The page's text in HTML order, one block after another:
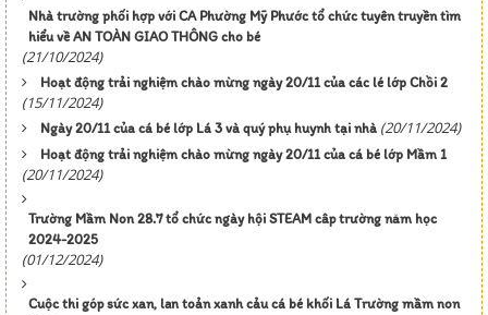
Nhà trường phối hợp với CA Phường Mỹ Phước tổ chức tuyên truyền tìm
hiểu về AN TOÀN GIAO THÔNG cho bé
(21/10/2024)
Hoạt động trải nghiệm chào mừng ngày 20/11 của các lé lớp Chồi 2
(15/11/2024)
Ngày 20/11 của cá bé lớp Lá 3 và quý phụ huynh tại nhà (20/11/2024)
Hoạt động trải nghiệm chào mừng ngày 20/11 của cá bé lớp Mầm 1
(20/11/2024)
Trường Mầm Non 28.7 tổ chức ngày hội STEAM câp trường năm học
2024-2025
(01/12/2024)
Cuộc thi góp sức xan, lan toản xanh cảu cá bé khối Lá Trường mầm non